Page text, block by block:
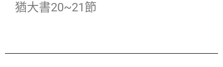
猶大書20~21節